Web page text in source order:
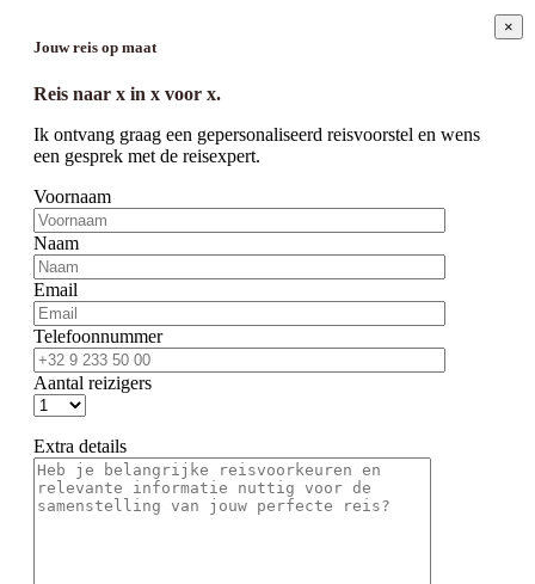
×
Jouw reis op maat
Reis naar x in x voor x.
Ik ontvang graag een gepersonaliseerd reisvoorstel en wens
een gesprek met de reisexpert.
Voornaam
Naam
Email
Telefoonnummer
Aantal reizigers
Extra details